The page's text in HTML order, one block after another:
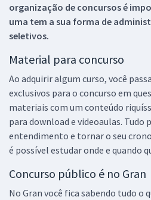
organização de concursos é
uma tem a sua forma de
seletivos.
Material para concurso
Ao adquirir algum curso, você
exclusivos para o concurso em
materiais com um conteúdo
para download e videoaulas. Tudo
entendimento e tornar o seu
é possível estudar onde e quando
Concurso público é no Gran
No Gran você fica sabendo tudo o